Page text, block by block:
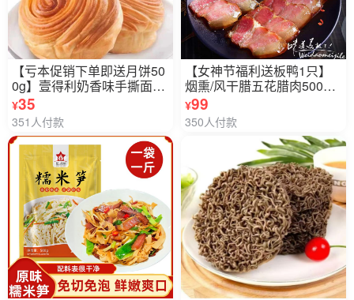
【亏本促销下单即送月饼50
0g】壹得利奶香味手撕面包
约22g*80包
¥35
351人付款
【女神节福利送板鸭1只】
烟熏/风干腊五花腊肉500g*4
包
¥99
350人付款